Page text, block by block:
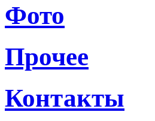
Фото
Прочее
Контакты